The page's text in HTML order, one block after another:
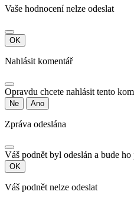
Vaše hodnocení nelze odeslat
OK
Nahlásit komentář
Opravdu chcete nahlásit tento
Ne Ano
Zpráva odeslána
Váš podnět byl odeslán a bude ho
OK
Váš podnět nelze odeslat